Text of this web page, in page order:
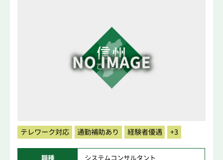
テレワーク対応 通勤補助あり 経験者優遇 +3
職種 システムコンサルタント